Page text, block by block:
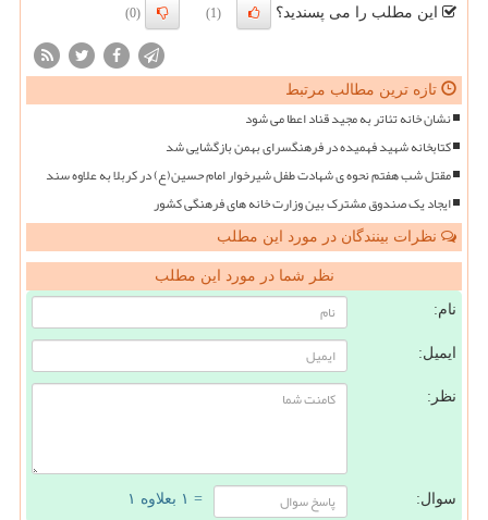
این مطلب را می پسندید؟ (1)
(0)
تازه ترین مطالب مرتبط
نشان خانه تئاتر به مجید قناد اعطا می شود
کتابخانه شهید فهمیده در فرهنگسرای بهمن بازگشایی شد
مقتل شب هفتم نحوه ی شهادت طفل شیرخوار امام حسین(ع) در کربلا به علاوه سند
ایجاد یک صندوق مشترک بین وزارت خانه های فرهنگی کشور
نظرات بینندگان در مورد این مطلب
نظر شما در مورد این مطلب
نام:
ایمیل:
نظر:
سوال: = ۱ بعلاوه ۱